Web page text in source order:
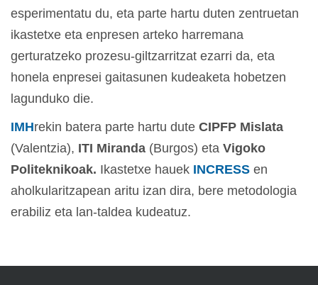
esperimentatu du, eta parte hartu duten zentruetan
ikastetxe eta enpresen arteko harremana
gerturatzeko prozesu-giltzarritzat ezarri da, eta
honela enpresei gaitasunen kudeaketa hobetzen
lagunduko die.
IMHrekin batera parte hartu dute CIPFP Mislata
(Valentzia), ITI Miranda (Burgos) eta Vigoko
Politeknikoak. Ikastetxe hauek INCRESS en
aholkularitzapean aritu izan dira, bere metodologia
erabiliz eta lan-taldea kudeatuz.